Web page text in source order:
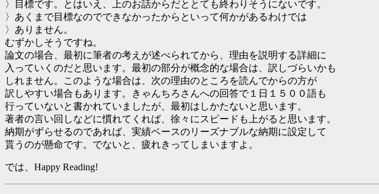
〉目標です。とはいえ、上のお話からだととても終わりそうにないです。
〉あくまで目標なのでできなかったからといって何かがあるわけでは
〉ありません。
むずかしそうですね。
論文の場合、最初に筆者の考えが述べられてから、理由を説明する詳細に
入っていくのだと思います。最初の部分が概念的な場合は、訳しづらいかも
しれません。このような場合は、次の理由のところを読んでからの方が
訳しやすい場合もあります。きゃんちろさんへの回答で１日１５００語も
行っていないと書かれていましたが、最初はしかたないと思います。
著者の言い回しなどに慣れてくれば、徐々にスピードも上がると思います。
納期がずらせるのであれば、実績ベースのリーズナブルな納期に設定して
貰うのが懸命です。でないと、疲れきってしまいますよ。
では、Happy Reading!